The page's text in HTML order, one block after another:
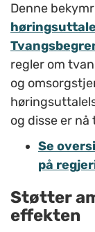
Denne
regler om
og
og disse er
Se
på
Støtter
effekten